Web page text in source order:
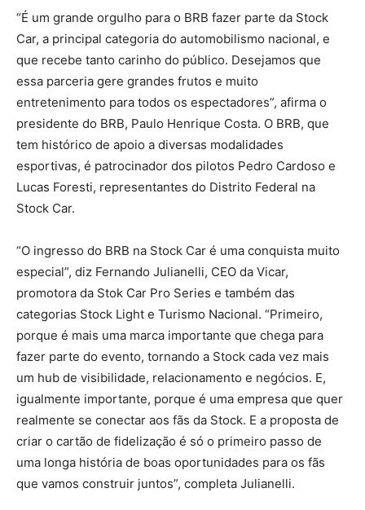
“É um grande orgulho para o BRB fazer parte da Stock
Car, a principal categoria do automobilismo nacional, e
que recebe tanto carinho do público. Desejamos que
essa parceria gere grandes frutos e muito
entretenimento para todos os espectadores”, afirma o
presidente do BRB, Paulo Henrique Costa. O BRB, que
tem histórico de apoio a diversas modalidades
esportivas, é patrocinador dos pilotos Pedro Cardoso e
Lucas Foresti, representantes do Distrito Federal na
Stock Car.
“O ingresso do BRB na Stock Car é uma conquista muito
especial”, diz Fernando Julianelli, CEO da Vicar,
promotora da Stok Car Pro Series e também das
categorias Stock Light e Turismo Nacional. “Primeiro,
porque é mais uma marca importante que chega para
fazer parte do evento, tornando a Stock cada vez mais
um hub de visibilidade, relacionamento e negócios. E,
igualmente importante, porque é uma empresa que quer
realmente se conectar aos fãs da Stock. E a proposta de
criar o cartão de fidelização é só o primeiro passo de
uma longa história de boas oportunidades para os fãs
que vamos construir juntos”, completa Julianelli.